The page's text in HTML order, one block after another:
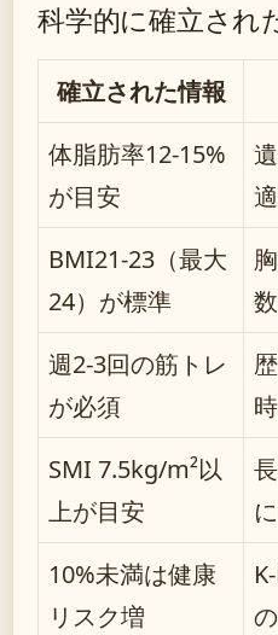
科学的に確立され
確立された情報
体脂肪率12-15%
が目安
BMI21-23（最大
24）が標準
週2-3回の筋トレ
が必須
SMI 7.5kg/m²以
上が目安
10%未満は健康
リスク増